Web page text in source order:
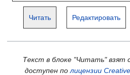
Читать Редактировать
Текст в блоке "Читать" взят
доступен по лицензии